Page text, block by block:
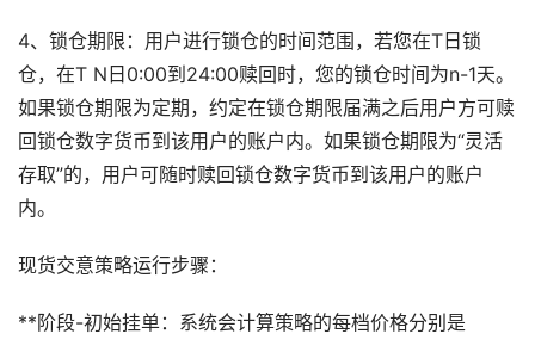
4、锁仓期限：用户进行锁仓的时间范围，若您在T日锁
仓，在T N日0:00到24:00赎回时，您的锁仓时间为n-1天。
如果锁仓期限为定期，约定在锁仓期限届满之后用户方可赎
回锁仓数字货币到该用户的账户内。如果锁仓期限为“灵活
存取”的，用户可随时赎回锁仓数字货币到该用户的账户
内。
现货交意策略运行步骤：
**阶段-初始挂单：系统会计算策略的每档价格分别是